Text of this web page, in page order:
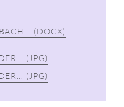
(DOCX)
(JPG)
(JPG)